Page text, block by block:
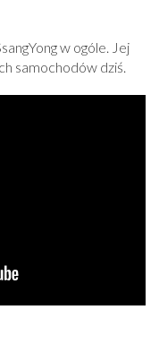
w ogóle. Jej
samochodów dziś.